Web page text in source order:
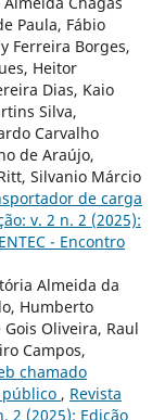
Paula, Fábio
Ferreira Borges,
Heitor
Dias, Kaio
Silva,
Carvalho
de Araújo,
Silvanio Márcio
de carga
v. 2 n. 2 (2025):
- Encontro
Almeida da
Humberto
Oliveira, Raul
Campos,
chamado
, Revista
2 (2025): Edição